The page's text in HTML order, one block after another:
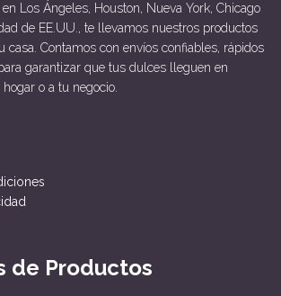
Los Ángeles, Houston, Nueva York, Chicago
de EE.UU., te llevamos nuestros productos
casa. Contamos con envíos confiables, rápidos
garantizar que tus dulces lleguen en
o a tu negocio.
de Productos